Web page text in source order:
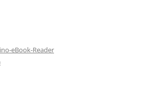
eBook-Reader